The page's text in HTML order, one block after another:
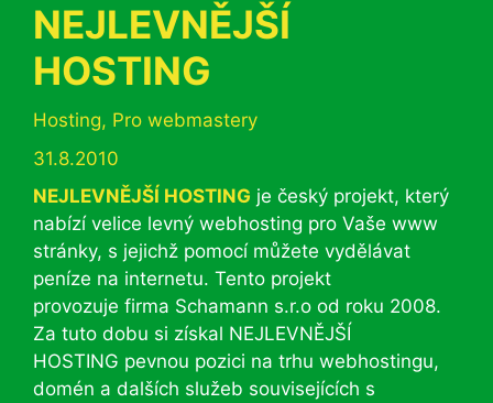
NEJLEVNĚJŠÍ
HOSTING
Rubriky
Hosting, Pro webmastery
31.8.2010
NEJLEVNĚJŠÍ HOSTING je český projekt, který
nabízí velice levný webhosting pro Vaše www
stránky, s jejichž pomocí můžete vydělávat
peníze na internetu. Tento projekt
provozuje firma Schamann s.r.o od roku 2008.
Za tuto dobu si získal NEJLEVNĚJŠÍ
HOSTING pevnou pozici na trhu webhostingu,
domén a dalších služeb souvisejících s